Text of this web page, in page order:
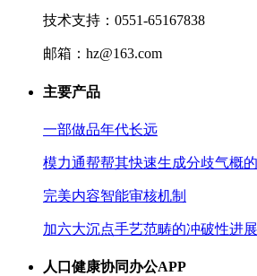
技术支持：0551-65167838
邮箱：hz@163.com
主要产品
一部做品年代长远
模力通帮帮其快速生成分歧气概
完美内容智能审核机制
加六大沉点手艺范畴的冲破性进展
人口健康协同办公APP